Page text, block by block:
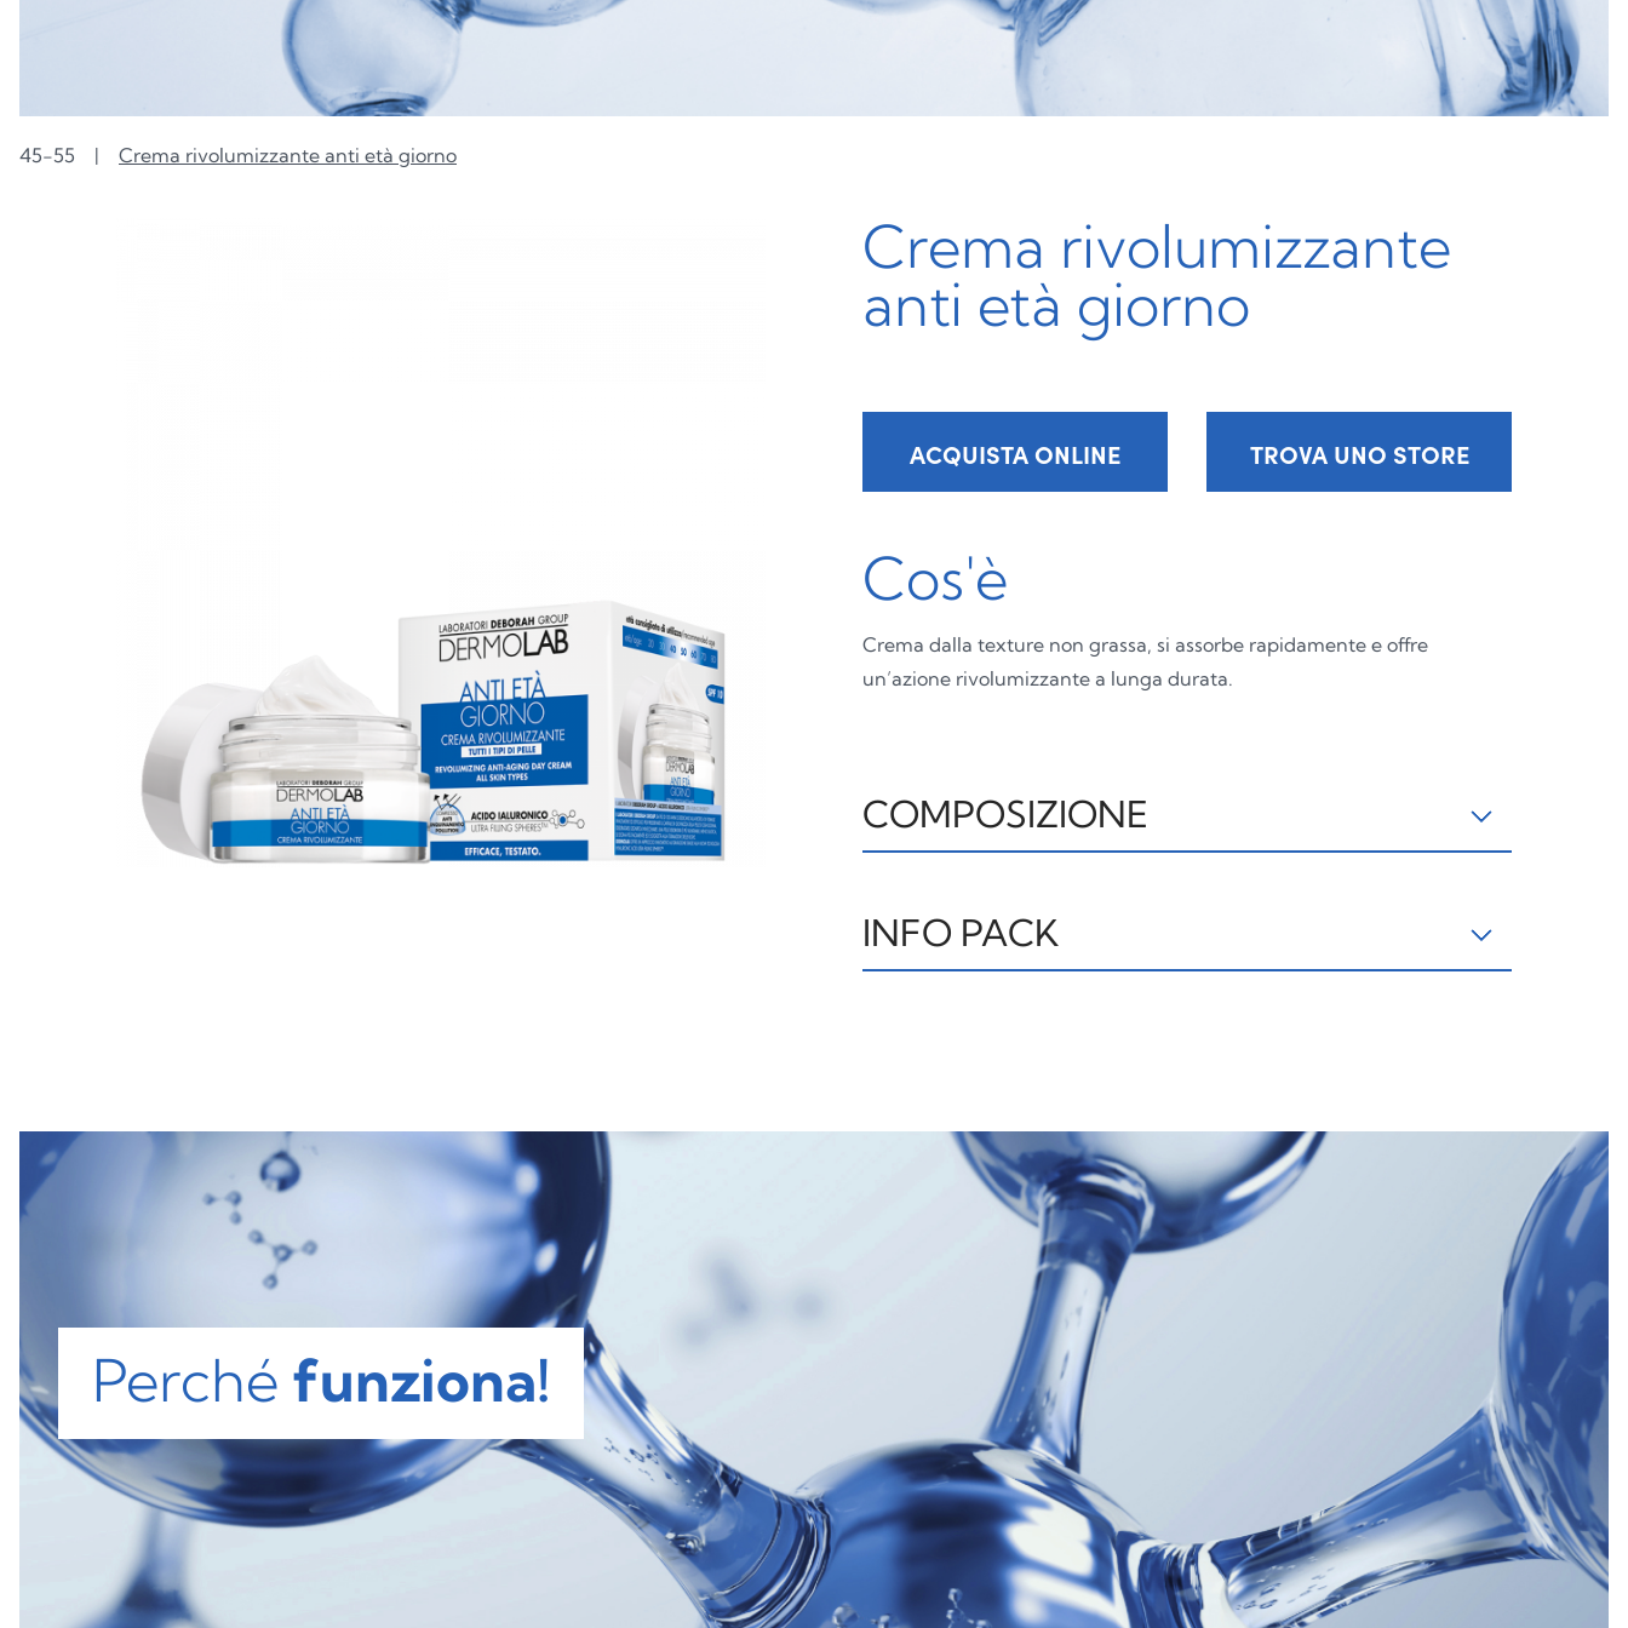
45-55 | Crema rivolumizzante anti età giorno
Crema rivolumizzante
anti età giorno
ACQUISTA ONLINE TROVA UNO STORE
Cos'è
Crema dalla texture non grassa, si assorbe rapidamente e offre
un’azione rivolumizzante a lunga durata.
COMPOSIZIONE
METHOXYCINNAMATE, GLYCERIN, HYDROGENATED COCONUT OIL,
TRIETHYLHEXANOIN, ISOSTEARYL ISOSTEARATE, BUTYROSPERMUM
PARKII BUTTER, C10-18 TRIGLYCERIDES, LIMNANTHES ALBA SEED
DIMETHICONE, BENZOPHENONE-3, ETHYLHEXYLGLYCERIN,
CELLULOSE GUM, SODIUM ACRYLATE/SODIUM
ACRYLOYLDIMETHYL TAURATE COPOLYMER, ACACIA SENEGAL
GUM, ISOHEXADECANE, PROPYLENE GLYCOL, XANTHAN GUM,
DECYL GLUCOSIDE, BUTYROSPERMUM PARKII BUTTER EXTRACT,
POLYVINYL ALCOHOL, STEARETH-20, POLYSILICONE-11,
POLYSORBATE 80, SODIUM HYALURONATE, TETRASODIUM EDTA,
LECITHIN, TRIHYDROXYSTEARIN, SORBITAN OLEATE,
BIOSACCHARIDE GUM-4, HYDROLYZED HYALURONIC ACID,
TOCOPHEROL, CHLORHEXIDINE DIGLUCONATE, ASCORBYL
PALMITATE, CITRIC ACID, GLUCOMANNAN, PALMITOYL
TETRAPEPTIDE-7, SODIUM DEHYDROACETATE, PHENOXYETHANOL,
POTASSIUM SORBATE, METHYLPARABEN, ETHYLPARABEN,
PROPYLPARABEN, BHT, PARFUM, LINALOOL, CITRONELLOL, HEXYL
CINNAMAL, LIMONENE, GERANIOL, BENZYL SALICYLATE,
HYDROXYCITRONELLAL.
INFO PACK
Carta Carta Plastica
VASO
GL70
Vetro
Perché funziona!